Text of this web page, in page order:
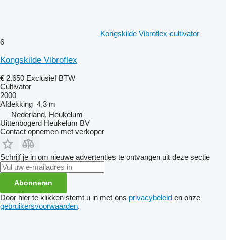
Kongskilde Vibroflex cultivator
6
Kongskilde Vibroflex
€ 2.650 Exclusief BTW
Cultivator
2000
Afdekking 4,3 m
Nederland, Heukelum
Uittenbogerd Heukelum BV
Contact opnemen met verkoper
Schrijf je in om nieuwe advertenties te ontvangen uit deze sectie
Abonneren
Door hier te klikken stemt u in met ons privacybeleid en onze
gebruikersvoorwaarden.